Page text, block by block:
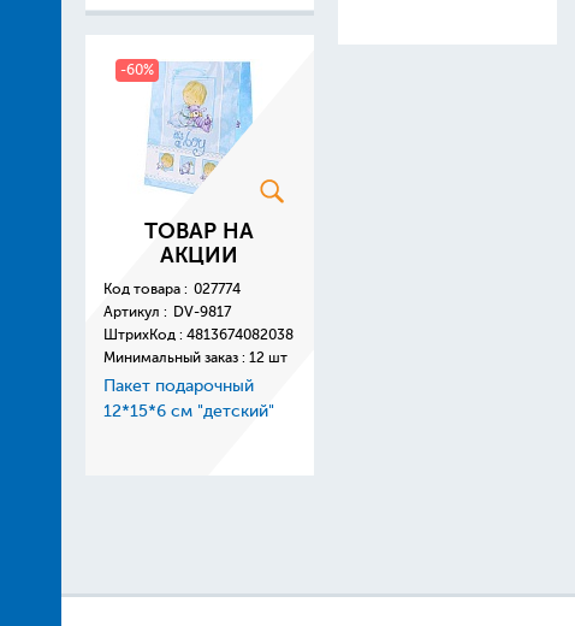
-60%
ТОВАР НА
АКЦИИ
Код товара : 027774
Артикул : DV-9817
ШтрихКод : 4813674082038
Минимальный заказ : 12 шт
Пакет подарочный
12*15*6 см "детский"